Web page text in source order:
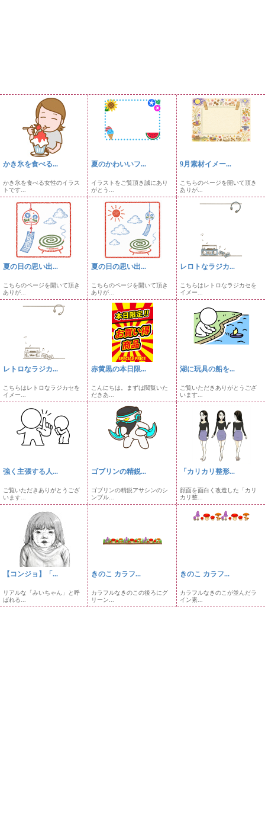
かき氷を食べる...
かき氷を食べる女性のイラス
トです...
夏のかわいいフ...
イラストをご覧頂き誠にあり
がとう...
9月素材イメー...
こちらのページを開いて頂き
ありが...
夏の日の思い出...
こちらのページを開いて頂き
ありが...
夏の日の思い出...
こちらのページを開いて頂き
ありが...
レロトなラジカ...
こちらはレトロなラジカセを
イメー...
レトロなラジカ...
こちらはレトロなラジカセを
イメー...
赤黄黒の本日限...
こんにちは。まずは閲覧いた
だきあ...
湖に玩具の船を...
ご覧いただきありがとうござ
います...
強く主張する人...
ご覧いただきありがとうござ
います...
ゴブリンの精鋭...
ゴブリンの精鋭アサシンのシ
ンプル...
「カリカリ整形...
顔面を面白く改造した「カリ
カリ整...
【コンジョ】「...
リアルな「みいちゃん」と呼
ばれる...
きのこ カラフ...
カラフルなきのこの後ろにグ
リーン...
きのこ カラフ...
カラフルなきのこが並んだラ
イン素...